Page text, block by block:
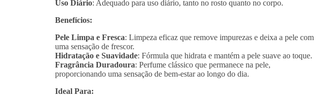
Uso Diário: Adequado para uso diário, tanto no rosto quanto no corpo.
Benefícios:
Pele Limpa e Fresca: Limpeza eficaz que remove impurezas e deixa a pele com
uma sensação de frescor.
Hidratação e Suavidade: Fórmula que hidrata e mantém a pele suave ao toque.
Fragrância Duradoura: Perfume clássico que permanece na pele,
proporcionando uma sensação de bem-estar ao longo do dia.
Ideal Para: